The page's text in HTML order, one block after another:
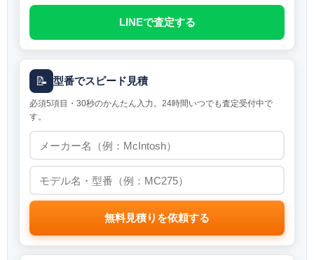
LINEで査定する
📝 型番でスピード見積
必須5項目・30秒のかんたん入力。24時間いつでも査定受付中で
す。
無料見積りを依頼する